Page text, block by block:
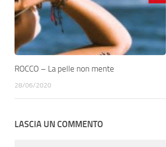
ROCCO – La pelle non mente
28/06/2020
LASCIA UN COMMENTO